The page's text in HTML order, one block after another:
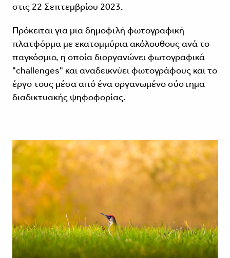
στις 22 Σεπτεμβρίου 2023.
Πρόκειται για μια δημοφιλή φωτογραφική
πλατφόρμα με εκατομμύρια ακόλουθους ανά το
παγκόσμιο, η οποία διοργανώνει φωτογραφικά
"challenges" και αναδεικνύει φωτογράφους και το
έργο τους μέσα από ένα οργανωμένο σύστημα
διαδικτυακής ψηφοφορίας.